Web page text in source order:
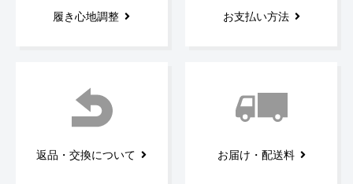
履き心地調整 お支払い方法
返品・交換について お届け・配送料